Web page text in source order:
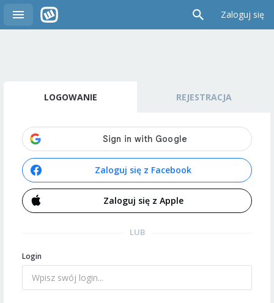
Zaloguj się
LOGOWANIE REJESTRACJA
Zaloguj się z Facebook
Zaloguj się z Apple
LUB
Login